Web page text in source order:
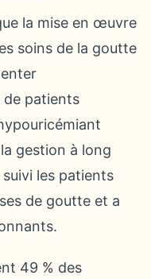
la mise en œuvre
soins de la goutte
de patients
gestion à long
les patients
de goutte et a
49 % des